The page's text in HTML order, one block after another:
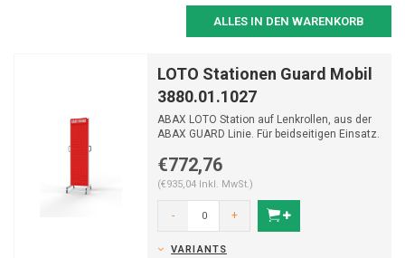
ALLES IN DEN WARENKORB
LOTO Stationen Guard Mobil
3880.01.1027
ABAX LOTO Station auf Lenkrollen, aus der
ABAX GUARD Linie. Für beidseitigen Einsatz.
€772,76
(€935,04 Inkl. MwSt.)
- +
VARIANTS